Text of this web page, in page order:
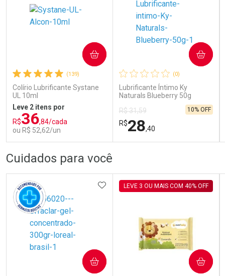
(139)
Colírio Lubrificante Systane
UL 10ml
Leve 2 itens por
R$36,84/cada
ou R$ 52,62/un
COMPRAR
FECHAR
Laboratório
FECHAR
Por Menos
(0)
Lubrificante Íntimo Ky
Naturals Blueberry 50g
R$ 31,59
R$28,40
10% OFF
COMPRAR
Por Menos
Cuidados para você
ADICIONAR AOS FAVORITOS
COMPRAR
LEVE 3 OU MAIS COM 40% OFF
COMPRAR